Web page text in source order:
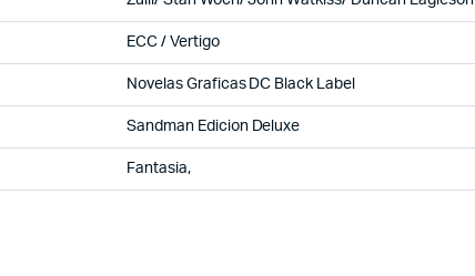
ECC / Vertigo
Novelas Graficas DC Black Label
Sandman Edicion Deluxe
Fantasia,